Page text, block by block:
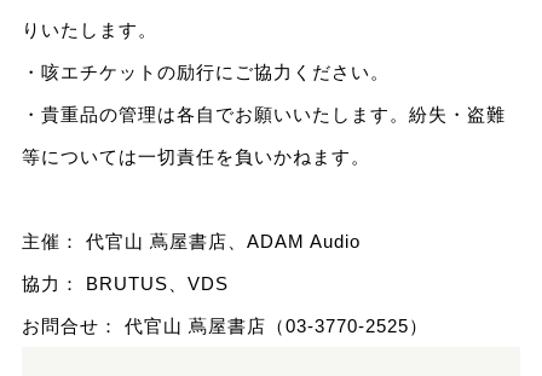
りいたします。
・咳エチケットの励行にご協力ください。
・貴重品の管理は各自でお願いいたします。紛失・盗難
等については一切責任を負いかねます。
主催： 代官山 蔦屋書店、ADAM Audio
協力： BRUTUS、VDS
お問合せ： 代官山 蔦屋書店（03-3770-2525）